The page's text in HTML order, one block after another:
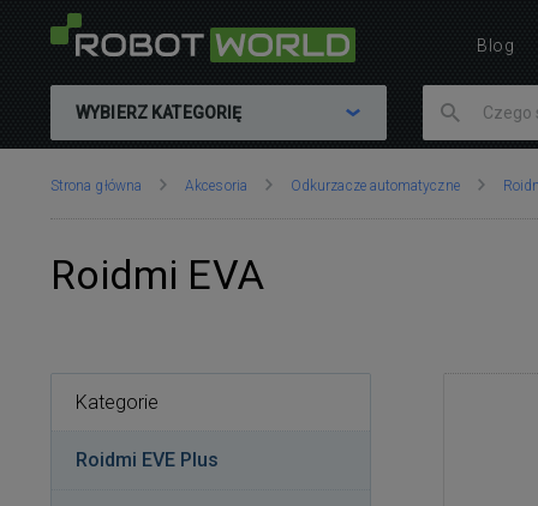
WYBIERZ KATEGORIĘ
Znajdujesz
Strona główna Akcesoria Odkurzacze automatyczne
Roidmi EVA
Kategorie
Roidmi EVE Plus
Blog